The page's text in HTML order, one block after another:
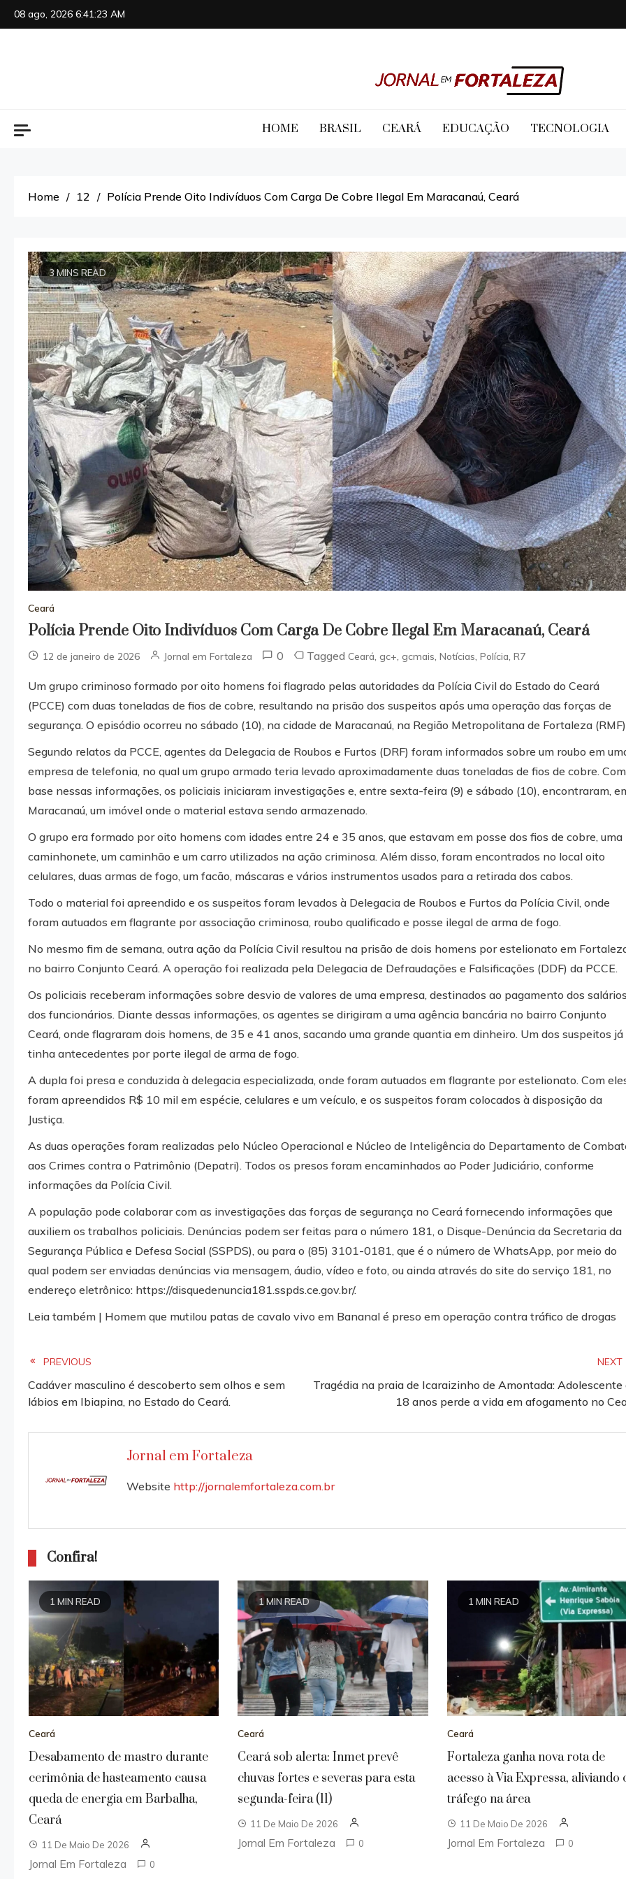
Skip
to
08 ago, 2026 6:41:24 AM
Jornal em Fortaleza
HOME BRASIL CEARÁ EDUCAÇÃO TECNOLOGIA
Home 12 Polícia Prende Oito Indivíduos Com Carga De Cobre Ilegal Em Maracanaú, Ceará
3 MINS READ
Ceará
Polícia Prende Oito Indivíduos Com Carga De Cobre Ilegal Em Maracanaú, Ceará
12 de janeiro de 2026 Jornal em Fortaleza 0 Tagged Ceará, gc+, gcmais, Notícias, Polícia, R7
Um grupo criminoso formado por oito homens foi flagrado pelas autoridades da Polícia Civil do Estado do Ceará
(PCCE) com duas toneladas de fios de cobre, resultando na prisão dos suspeitos após uma operação das forças de
segurança. O episódio ocorreu no sábado (10), na cidade de Maracanaú, na Região Metropolitana de Fortaleza
Segundo relatos da PCCE, agentes da Delegacia de Roubos e Furtos (DRF) foram informados sobre um roubo em
empresa de telefonia, no qual um grupo armado teria levado aproximadamente duas toneladas de fios de cobre. Com
base nessas informações, os policiais iniciaram investigações e, entre sexta-feira (9) e sábado (10), encontraram,
Maracanaú, um imóvel onde o material estava sendo armazenado.
O grupo era formado por oito homens com idades entre 24 e 35 anos, que estavam em posse dos fios de cobre, uma
caminhonete, um caminhão e um carro utilizados na ação criminosa. Além disso, foram encontrados no local oito
celulares, duas armas de fogo, um facão, máscaras e vários instrumentos usados para a retirada dos cabos.
Todo o material foi apreendido e os suspeitos foram levados à Delegacia de Roubos e Furtos da Polícia Civil, onde
foram autuados em flagrante por associação criminosa, roubo qualificado e posse ilegal de arma de fogo.
No mesmo fim de semana, outra ação da Polícia Civil resultou na prisão de dois homens por estelionato em
no bairro Conjunto Ceará. A operação foi realizada pela Delegacia de Defraudações e Falsificações (DDF) da PCCE.
Os policiais receberam informações sobre desvio de valores de uma empresa, destinados ao pagamento dos
dos funcionários. Diante dessas informações, os agentes se dirigiram a uma agência bancária no bairro Conjunto
Ceará, onde flagraram dois homens, de 35 e 41 anos, sacando uma grande quantia em dinheiro. Um dos suspeitos já
tinha antecedentes por porte ilegal de arma de fogo.
A dupla foi presa e conduzida à delegacia especializada, onde foram autuados em flagrante por estelionato. Com
foram apreendidos R$ 10 mil em espécie, celulares e um veículo, e os suspeitos foram colocados à disposição da
Justiça.
As duas operações foram realizadas pelo Núcleo Operacional e Núcleo de Inteligência do Departamento de
aos Crimes contra o Patrimônio (Depatri). Todos os presos foram encaminhados ao Poder Judiciário, conforme
informações da Polícia Civil.
A população pode colaborar com as investigações das forças de segurança no Ceará fornecendo informações que
auxiliem os trabalhos policiais. Denúncias podem ser feitas para o número 181, o Disque-Denúncia da Secretaria da
Segurança Pública e Defesa Social (SSPDS), ou para o (85) 3101-0181, que é o número de WhatsApp, por meio do
qual podem ser enviadas denúncias via mensagem, áudio, vídeo e foto, ou ainda através do site do serviço 181, no
endereço eletrônico: https://disquedenuncia181.sspds.ce.gov.br/.
Leia também | Homem que mutilou patas de cavalo vivo em Bananal é preso em operação contra tráfico de drogas
Read
more
articles
PREVIOUS
Cadáver masculino é descoberto sem olhos e sem
lábios em Ibiapina, no Estado do Ceará.
NEXT
Tragédia na praia de Icaraizinho de Amontada: Adolescente
18 anos perde a vida em afogamento no
Jornal em Fortaleza
Website http://jornalemfortaleza.com.br
Confira!
1 MIN READ
Ceará
Desabamento de mastro durante
cerimônia de hasteamento causa
queda de energia em Barbalha,
Ceará
11 De Maio De 2026
Jornal Em Fortaleza 0
1 MIN READ
Ceará
Ceará sob alerta: Inmet prevê
chuvas fortes e severas para esta
segunda-feira (11)
11 De Maio De 2026
Jornal Em Fortaleza 0
1 MIN READ
Ceará
Fortaleza ganha nova rota de
acesso à Via Expressa, aliviando
tráfego na área
11 De Maio De 2026
Jornal Em Fortaleza 0